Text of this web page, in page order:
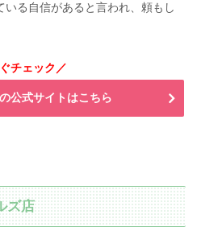
いる自信があると言われ、頼もし
チェック／
公式サイトはこちら
ズ店